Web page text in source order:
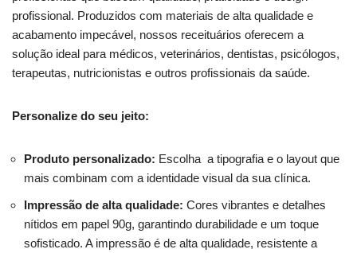
profissional. Produzidos com materiais de alta qualidade e
acabamento impecável, nossos receituários oferecem a
solução ideal para médicos, veterinários, dentistas, psicólogos,
terapeutas, nutricionistas e outros profissionais da saúde.
Personalize do seu jeito:
Produto personalizado: Escolha a tipografia e o layout que
mais combinam com a identidade visual da sua clínica.
Impressão de alta qualidade: Cores vibrantes e detalhes
nítidos em papel 90g, garantindo durabilidade e um toque
sofisticado. A impressão é de alta qualidade, resistente a